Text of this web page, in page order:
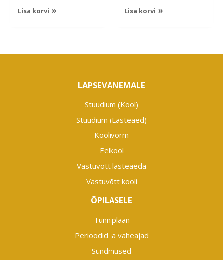
Lisa korvi Lisa korvi
LAPSEVANEMALE
Stuudium (Kool)
Stuudium (Lasteaed)
Koolivorm
Eelkool
Vastuvõtt lasteaeda
Vastuvõtt kooli
ÕPILASELE
Tunniplaan
Perioodid ja vaheajad
Sündmused